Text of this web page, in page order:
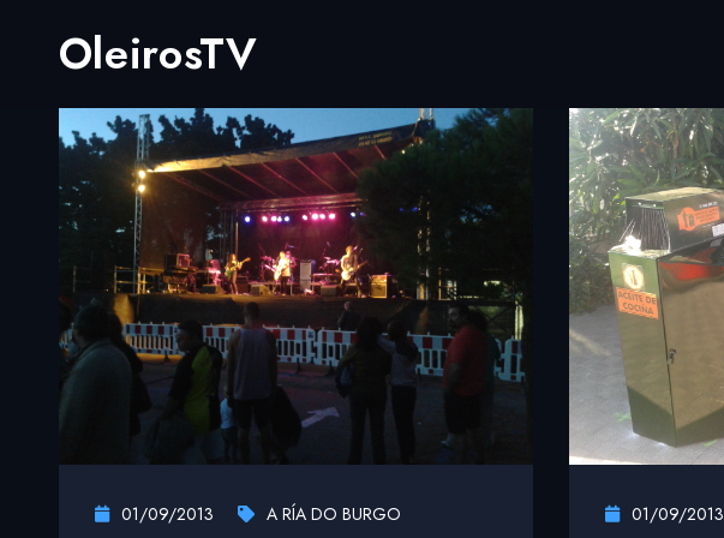
OleirosTV
01/09/2013 A RÍA DO BURGO 01/09/2013